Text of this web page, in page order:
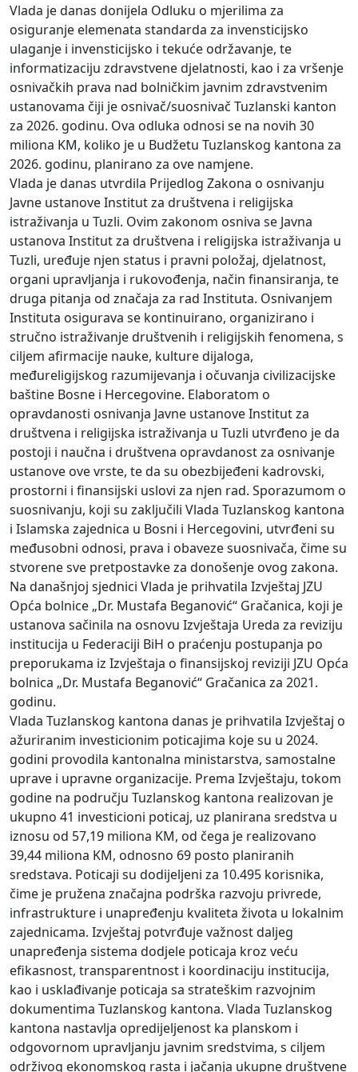
Vlada je danas donijela Odluku o mjerilima za
osiguranje elemenata standarda za invensticijsko
ulaganje i invensticijsko i tekuće održavanje, te
informatizaciju zdravstvene djelatnosti, kao i za vršenje
osnivačkih prava nad bolničkim javnim zdravstvenim
ustanovama čiji je osnivač/suosnivač Tuzlanski kanton
za 2026. godinu. Ova odluka odnosi se na novih 30
miliona KM, koliko je u Budžetu Tuzlanskog kantona za
2026. godinu, planirano za ove namjene.
Vlada je danas utvrdila Prijedlog Zakona o osnivanju
Javne ustanove Institut za društvena i religijska
istraživanja u Tuzli. Ovim zakonom osniva se Javna
ustanova Institut za društvena i religijska istraživanja u
Tuzli, uređuje njen status i pravni položaj, djelatnost,
organi upravljanja i rukovođenja, način finansiranja, te
druga pitanja od značaja za rad Instituta. Osnivanjem
Instituta osigurava se kontinuirano, organizirano i
stručno istraživanje društvenih i religijskih fenomena, s
ciljem afirmacije nauke, kulture dijaloga,
međureligijskog razumijevanja i očuvanja civilizacijske
baštine Bosne i Hercegovine. Elaboratom o
opravdanosti osnivanja Javne ustanove Institut za
društvena i religijska istraživanja u Tuzli utvrđeno je da
postoji i naučna i društvena opravdanost za osnivanje
ustanove ove vrste, te da su obezbijeđeni kadrovski,
prostorni i finansijski uslovi za njen rad. Sporazumom o
suosnivanju, koji su zaključili Vlada Tuzlanskog kantona
i Islamska zajednica u Bosni i Hercegovini, utvrđeni su
međusobni odnosi, prava i obaveze suosnivača, čime su
stvorene sve pretpostavke za donošenje ovog zakona.
Na današnjoj sjednici Vlada je prihvatila Izvještaj JZU
Opća bolnice „Dr. Mustafa Beganović“ Gračanica, koji je
ustanova sačinila na osnovu Izvještaja Ureda za reviziju
institucija u Federaciji BiH o praćenju postupanja po
preporukama iz Izvještaja o finansijskoj reviziji JZU Opća
bolnica „Dr. Mustafa Beganović“ Gračanica za 2021.
godinu.
Vlada Tuzlanskog kantona danas je prihvatila Izvještaj o
ažuriranim investicionim poticajima koje su u 2024.
godini provodila kantonalna ministarstva, samostalne
uprave i upravne organizacije. Prema Izvještaju, tokom
godine na području Tuzlanskog kantona realizovan je
ukupno 41 investicioni poticaj, uz planirana sredstva u
iznosu od 57,19 miliona KM, od čega je realizovano
39,44 miliona KM, odnosno 69 posto planiranih
sredstava. Poticaji su dodijeljeni za 10.495 korisnika,
čime je pružena značajna podrška razvoju privrede,
infrastrukture i unapređenju kvaliteta života u lokalnim
zajednicama. Izvještaj potvrđuje važnost daljeg
unapređenja sistema dodjele poticaja kroz veću
efikasnost, transparentnost i koordinaciju institucija,
kao i usklađivanje poticaja sa strateškim razvojnim
dokumentima Tuzlanskog kantona. Vlada Tuzlanskog
kantona nastavlja opredijeljenost ka planskom i
odgovornom upravljanju javnim sredstvima, s ciljem
održivog ekonomskog rasta i jačanja ukupne društvene